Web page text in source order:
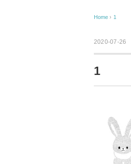
Home › 1
2020-07-26
1